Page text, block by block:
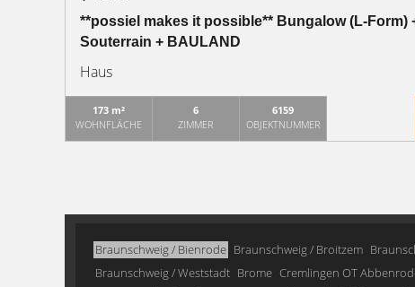
**possiel makes it possible** Bungalow (L-Form)
Souterrain + BAULAND
Haus
173 m²
WOHNFLÄCHE
6
ZIMMER
6159
OBJEKTNUMMER
Braunschweig / Bienrode Braunschweig / Broitzem
Braunschweig / Weststadt Brome Cremlingen OT